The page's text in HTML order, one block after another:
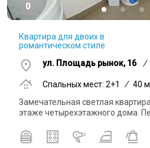
0
Квартира для двоих в
романтическом стиле
ул. Площадь рынок, 16 /
Спальных мест: 2+1 / 40 м
Замечательная светлая
этаже четырехэтажного дома.